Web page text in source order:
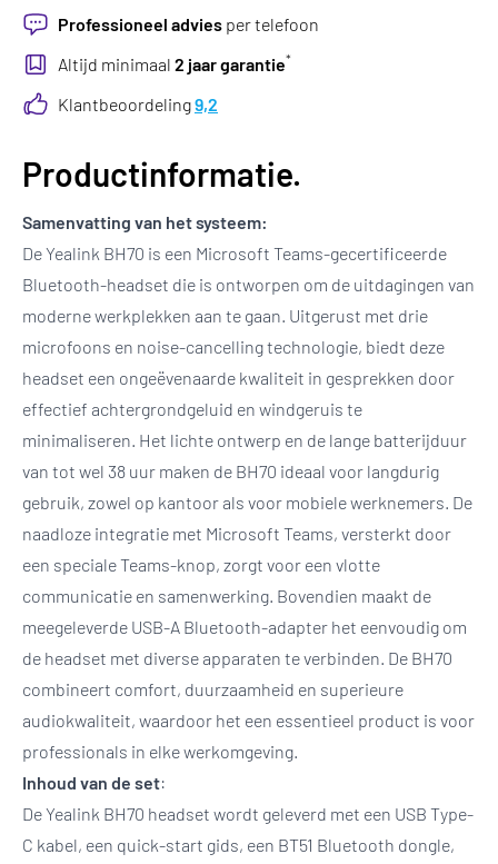
Professioneel advies per telefoon
Altijd minimaal 2 jaar garantie*
Klantbeoordeling9,2
Productinformatie.
Samenvatting van het systeem:
De Yealink BH70 is een Microsoft Teams-gecertificeerde
Bluetooth-headset die is ontworpen om de uitdagingen van
moderne werkplekken aan te gaan. Uitgerust met drie
microfoons en noise-cancelling technologie, biedt deze
headset een ongeëvenaarde kwaliteit in gesprekken door
effectief achtergrondgeluid en windgeruis te
minimaliseren. Het lichte ontwerp en de lange batterijduur
van tot wel 38 uur maken de BH70 ideaal voor langdurig
gebruik, zowel op kantoor als voor mobiele werknemers. De
naadloze integratie met Microsoft Teams, versterkt door
een speciale Teams-knop, zorgt voor een vlotte
communicatie en samenwerking. Bovendien maakt de
meegeleverde USB-A Bluetooth-adapter het eenvoudig om
de headset met diverse apparaten te verbinden. De BH70
combineert comfort, duurzaamheid en superieure
audiokwaliteit, waardoor het een essentieel product is voor
professionals in elke werkomgeving.
Inhoud van de set:
De Yealink BH70 headset wordt geleverd met een USB Type-
C kabel, een quick-start gids, een BT51 Bluetooth dongle,